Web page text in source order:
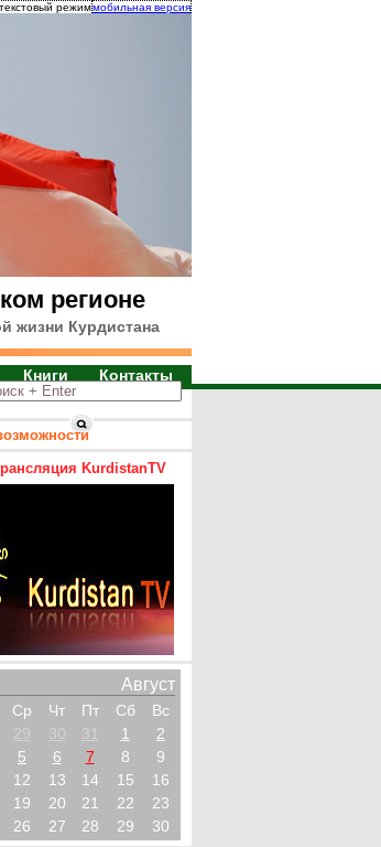
текстовый режиммобильная версия
регионе
жизни Курдистана
Книги Контакты
KurdistanTV
Август
Ср Чт Пт Сб
Вс
29 30 31 1
2
5 6 7 8
9
12 13 14 15
16
19 20 21 22
23
26 27 28 29 30